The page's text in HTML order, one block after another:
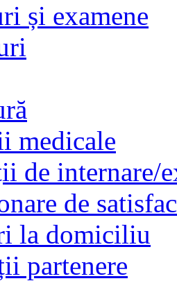
și examene
medicale
de internare/
de
la domiciliu
partenere